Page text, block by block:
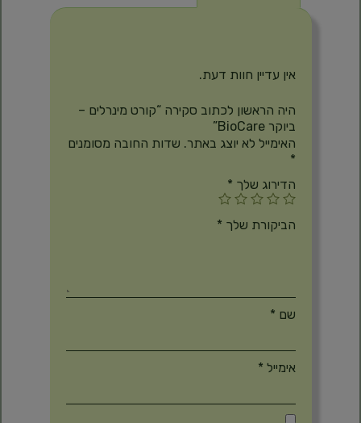
אין עדיין חוות דעת.
היה הראשון לכתוב סקירה “קורט מינרלים –
ביוקר BioCare”
האימייל לא יוצג באתר. שדות החובה מסומנים
*
הדירוג שלך *
הביקורת שלך *
שם *
אימייל *